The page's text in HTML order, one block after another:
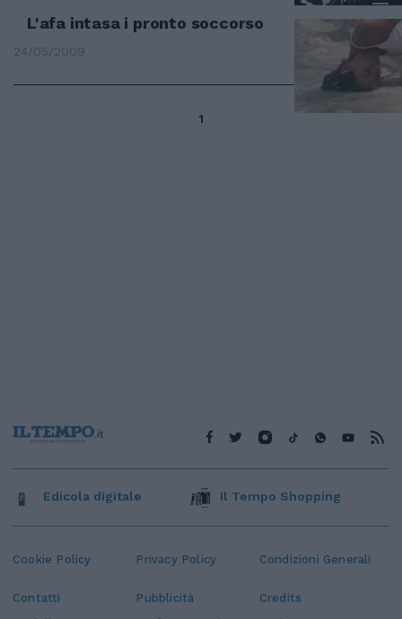
L'afa intasa i pronto soccorso
24/05/2009
1
Cookie Policy Privacy Policy Condizioni Generali
Contatti Pubblicità
Credits
Edicola digitale Il Tempo Shopping